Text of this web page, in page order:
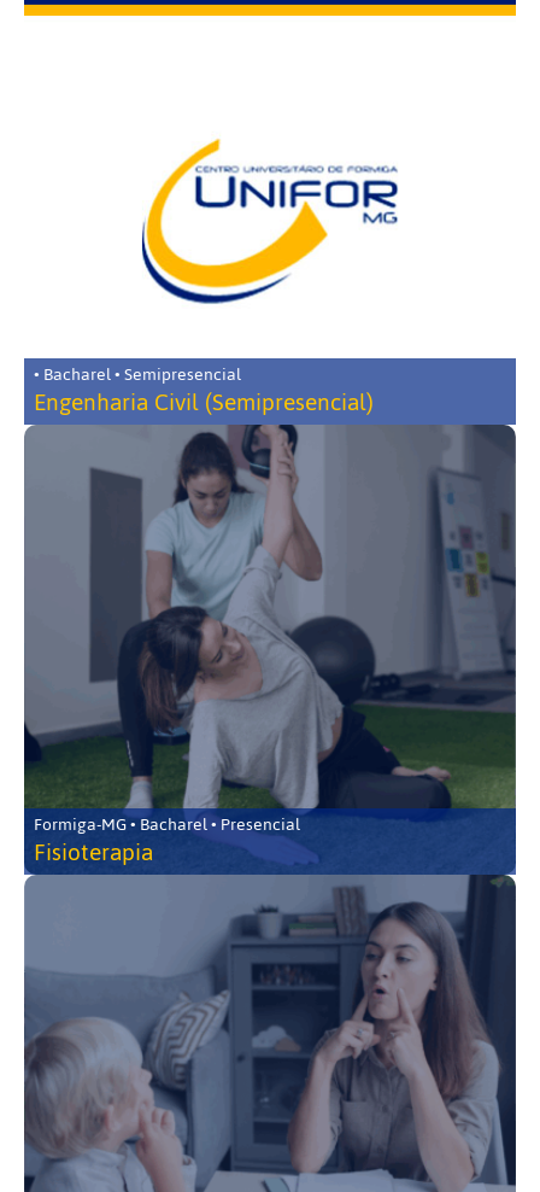
• Bacharel • Semipresencial
Engenharia Civil (Semipresencial)
Formiga-MG • Bacharel • Presencial
Fisioterapia